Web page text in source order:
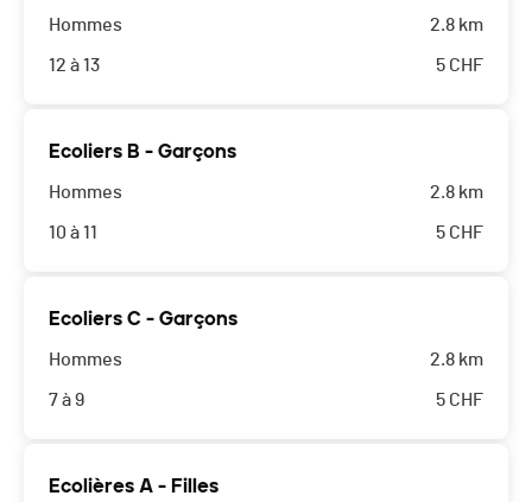
Hommes
12 à 13
2.8 km
5 CHF
Ecoliers B - Garçons
Hommes
10 à 11
2.8 km
5 CHF
Ecoliers C - Garçons
Hommes
7 à 9
2.8 km
5 CHF
Ecolières A - Filles